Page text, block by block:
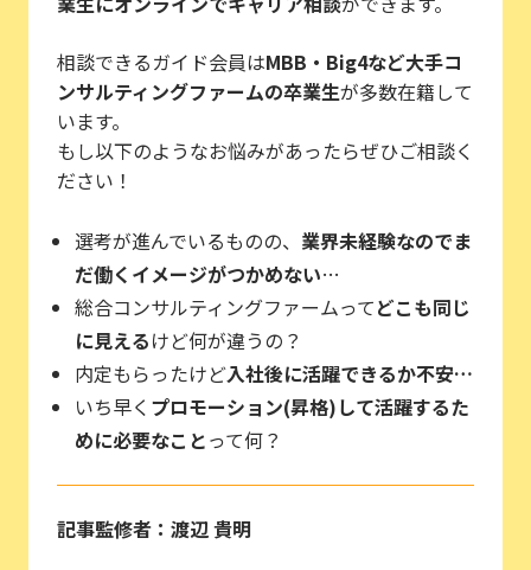
相談できるガイド会員はMBB・Big4など大手コ
ンサルティングファームの卒業生が多数在籍して
います。
もし以下のようなお悩みがあったらぜひご相談く
ださい！
選考が進んでいるものの、 業界未経験なのでま
だ働くイメージがつかめない…
総合コンサルティングファームってどこも同じ
に見えるけど何が違うの？
内定もらったけど入社後に活躍できるか不安…
いち早く プロモーション(昇格)して活躍するた
めに必要なことって何？
記事監修者：渡辺 貴明